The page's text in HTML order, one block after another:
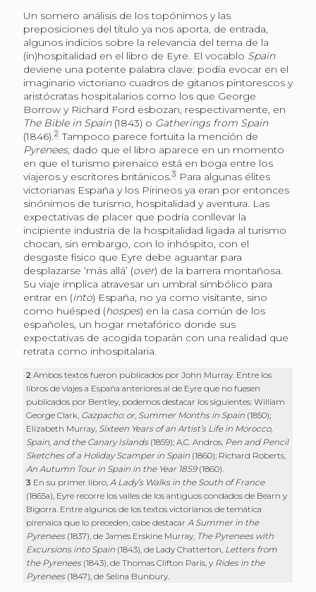
Un somero análisis de los topónimos y las
preposiciones del título ya nos aporta, de entrada,
algunos indicios sobre la relevancia del tema de la
(in)hospitalidad en el libro de Eyre. El vocablo Spain
deviene una potente palabra clave: podía evocar en el
imaginario victoriano cuadros de gitanos pintorescos y
aristócratas hospitalarios como los que George
Borrow y Richard Ford esbozan, respectivamente, en
The Bible in Spain(1843) o Gatherings from Spain
(1846).2 Tampoco parece fortuita la mención de
Pyrenees, dado que el libro aparece en un momento
en que el turismo pirenaico está en boga entre los
viajeros y escritores británicos.3 Para algunas élites
victorianas España y los Pirineos ya eran por entonces
sinónimos de turismo, hospitalidad y aventura. Las
expectativas de placer que podría conllevar la
incipiente industria de la hospitalidad ligada al turismo
chocan, sin embargo, con lo inhóspito, con el
desgaste físico que Eyre debe aguantar para
desplazarse ‘más allá’ (over) de la barrera montañosa.
Su viaje implica atravesar un umbral simbólico para
entrar en (into) España, no ya como visitante, sino
como huésped (hospes) en la casa común de los
españoles, un hogar metafórico donde sus
expectativas de acogida toparán con una realidad que
retrata como inhospitalaria.
2Ambos textos fueron publicados por John Murray. Entre los
libros de viajes a España anteriores al de Eyre que no fuesen
publicados por Bentley, podemos destacar los siguientes: William
George Clark, Gazpacho: or, Summer Months in Spain (1850);
Elizabeth Murray, Sixteen Years of an Artist’s Life in Morocco,
Spain, and the Canary Islands(1859); A.C. Andros, Pen and Pencil
Sketches of a Holiday Scamper in Spain (1860); Richard Roberts,
An Autumn Tour in Spain in the Year 1859(1860).
3 En su primer libro,A Lady’s Walks in the South of France
(1865a), Eyre recorre los valles de los antiguos condados de Bearn y
Bigorra. Entre algunos de los textos victorianos de temática
pirenaica que lo preceden, cabe destacarA Summer in the
Pyrenees(1837), de James Erskine Murray, The Pyrenees with
Excursions into Spain (1843), de Lady Chatterton, Letters from
the Pyrenees(1843), de Thomas Clifton Paris, y Rides in the
Pyrenees(1847), de Selina Bunbury.